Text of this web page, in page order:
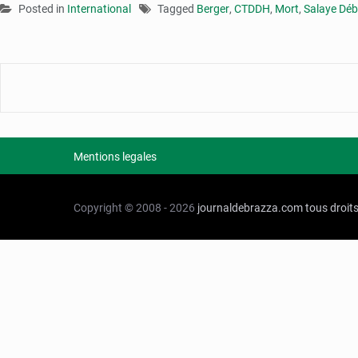
Posted in International Tagged Berger, CTDDH, Mort, Salaye
Mentions legales
Copyright © 2008 - 2026 journaldebrazza.comtous